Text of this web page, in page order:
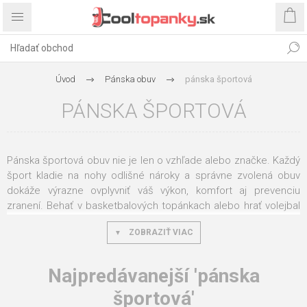
Úvod Pánska obuv pánska športová
PÁNSKA ŠPORTOVÁ
Pánska športová obuv nie je len o vzhľade alebo značke. Každý
šport kladie na nohy odlišné nároky a správne zvolená obuv
dokáže výrazne ovplyvniť váš výkon, komfort aj prevenciu
zranení. Behať v basketbalových topánkach alebo hrať volejbal
v bežeckej obuvi je podobné ako vyraziť na zasneženú cestu s
letnými pneumatikami – síce to funguje, ale rozdiel pocítite
konkrétny druh pohybu, od behu cez halové športy až po
fitness a outdoorové aktivity.
ZOBRAZIŤ VIAC
Najpredávanejší 'pánska
športová'